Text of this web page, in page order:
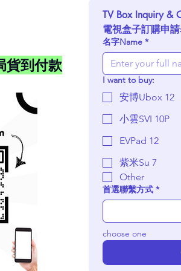
到付款
TV Box Inquiry &
電視盒子訂購申
名字Name *
I want to buy:
安博Ubox 12
小雲SVI 10P
EVPad 12
紫米Su 7
Other
首選聯繫方式 *
choose one